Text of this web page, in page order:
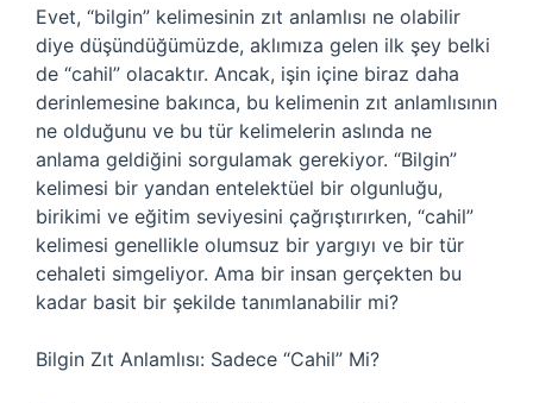
Evet, “bilgin” kelimesinin zıt anlamlısı ne olabilir
diye düşündüğümüzde, aklımıza gelen ilk şey belki
de “cahil” olacaktır. Ancak, işin içine biraz daha
derinlemesine bakınca, bu kelimenin zıt anlamlısının
ne olduğunu ve bu tür kelimelerin aslında ne
anlama geldiğini sorgulamak gerekiyor. “Bilgin”
kelimesi bir yandan entelektüel bir olgunluğu,
birikimi ve eğitim seviyesini çağrıştırırken, “cahil”
kelimesi genellikle olumsuz bir yargıyı ve bir tür
cehaleti simgeliyor. Ama bir insan gerçekten bu
kadar basit bir şekilde tanımlanabilir mi?
Bilgin Zıt Anlamlısı: Sadece “Cahil” Mi?